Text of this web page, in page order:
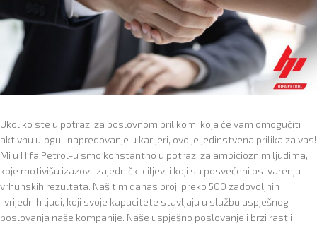
Ukoliko ste u potrazi za poslovnom prilikom, koja će vam omogućiti
aktivnu ulogu i napredovanje u karijeri, ovo je jedinstvena prilika za vas!
Mi u Hifa Petrol-u smo konstantno u potrazi za ambicioznim ljudima,
koje motivišu izazovi, zajednički ciljevi i koji su posvećeni ostvarenju
vrhunskih rezultata. Naš tim danas broji preko 500 zadovoljnih
i vrijednih ljudi, koji svoje kapacitete stavljaju u službu uspješnog
poslovanja naše kompanije. Naše uspješno poslovanje i brzi rast i